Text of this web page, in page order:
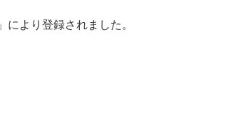
」により登録されました。